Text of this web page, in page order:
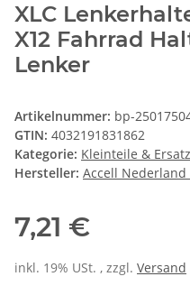
XLC
X12 Fahrrad
Lenker
Artikelnummer: bp-
GTIN: 4032191831862
Kategorie: Kleinteile &
Hersteller: Accell Nederland
7,21 €
inkl. 19% USt. , zzgl. Versand